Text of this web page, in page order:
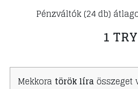
Pénzváltók (24 db)
1
Mekkora török líra összeget